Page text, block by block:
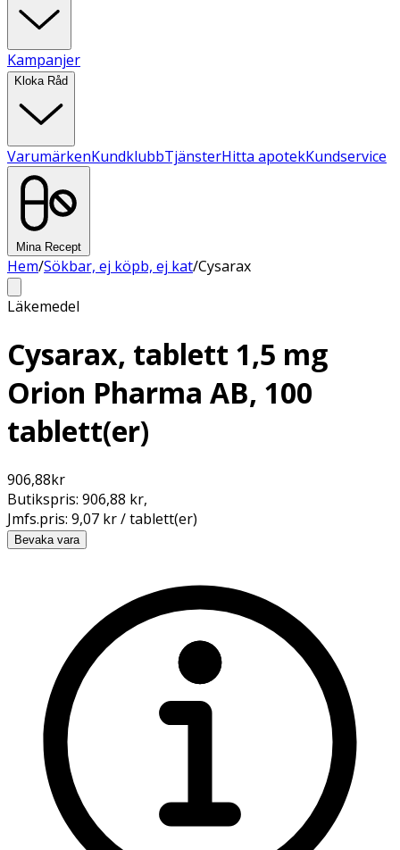
Kampanjer
Kloka Råd
VarumärkenKundklubbTjänsterHitta apotekKundservice
Mina Recept
Hem/Sökbar, ej köpb, ej kat/Cysarax
Läkemedel
Cysarax, tablett 1,5 mg
Orion Pharma AB, 100
tablett(er)
906,88kr
Butikspris: 906,88 kr,
Jmfs.pris: 9,07 kr / tablett(er)
Bevaka vara